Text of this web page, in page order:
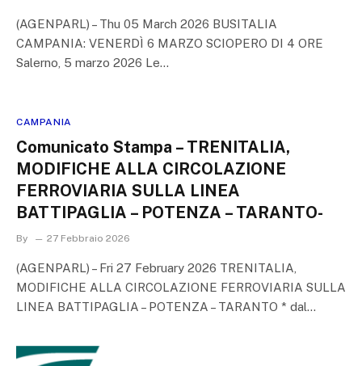
(AGENPARL) – Thu 05 March 2026 BUSITALIA
CAMPANIA: VENERDÌ 6 MARZO SCIOPERO DI 4 ORE
Salerno, 5 marzo 2026 Le…
CAMPANIA
Comunicato Stampa – TRENITALIA,
MODIFICHE ALLA CIRCOLAZIONE
FERROVIARIA SULLA LINEA
BATTIPAGLIA – POTENZA – TARANTO-
By 27 Febbraio 2026
(AGENPARL) – Fri 27 February 2026 TRENITALIA,
MODIFICHE ALLA CIRCOLAZIONE FERROVIARIA SULLA
LINEA BATTIPAGLIA – POTENZA – TARANTO * dal…